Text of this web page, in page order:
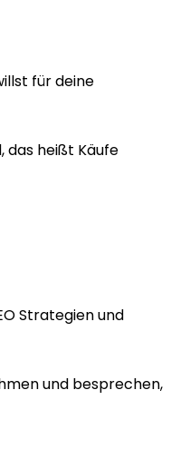
für deine
das heißt Käufe
Strategien und
und besprechen,